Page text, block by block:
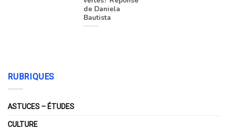
de Daniela
Bautista
RUBRIQUES
ASTUCES – ÉTUDES
CULTURE